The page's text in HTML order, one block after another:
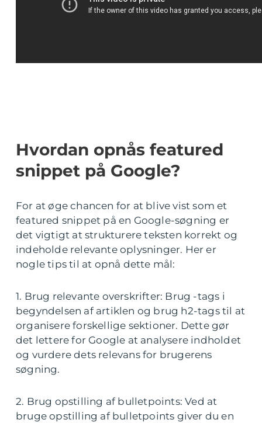
Hvordan opnås featured
snippet på Google?
For at øge chancen for at blive vist som et
featured snippet på en Google-søgning er
det vigtigt at strukturere teksten korrekt og
indeholde relevante oplysninger. Her er
nogle tips til at opnå dette mål:
1. Brug relevante overskrifter: Brug -tags i
begyndelsen af artiklen og brug h2-tags til at
organisere forskellige sektioner. Dette gør
det lettere for Google at analysere indholdet
og vurdere dets relevans for brugerens
søgning.
2. Brug opstilling af bulletpoints: Ved at
bruge opstilling af bulletpoints giver du en